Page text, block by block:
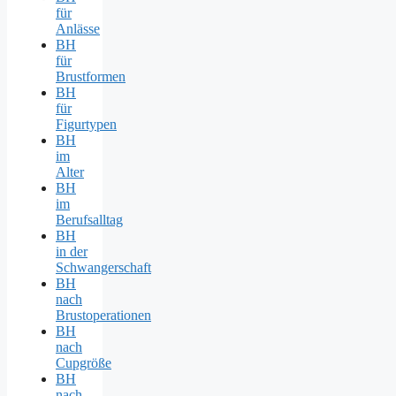
für
Anlässe
BH
für
Brustformen
BH
für
Figurtypen
BH
im
Alter
BH
im
Berufsalltag
BH
in der
Schwangerschaft
BH
nach
Brustoperationen
BH
nach
Cupgröße
BH